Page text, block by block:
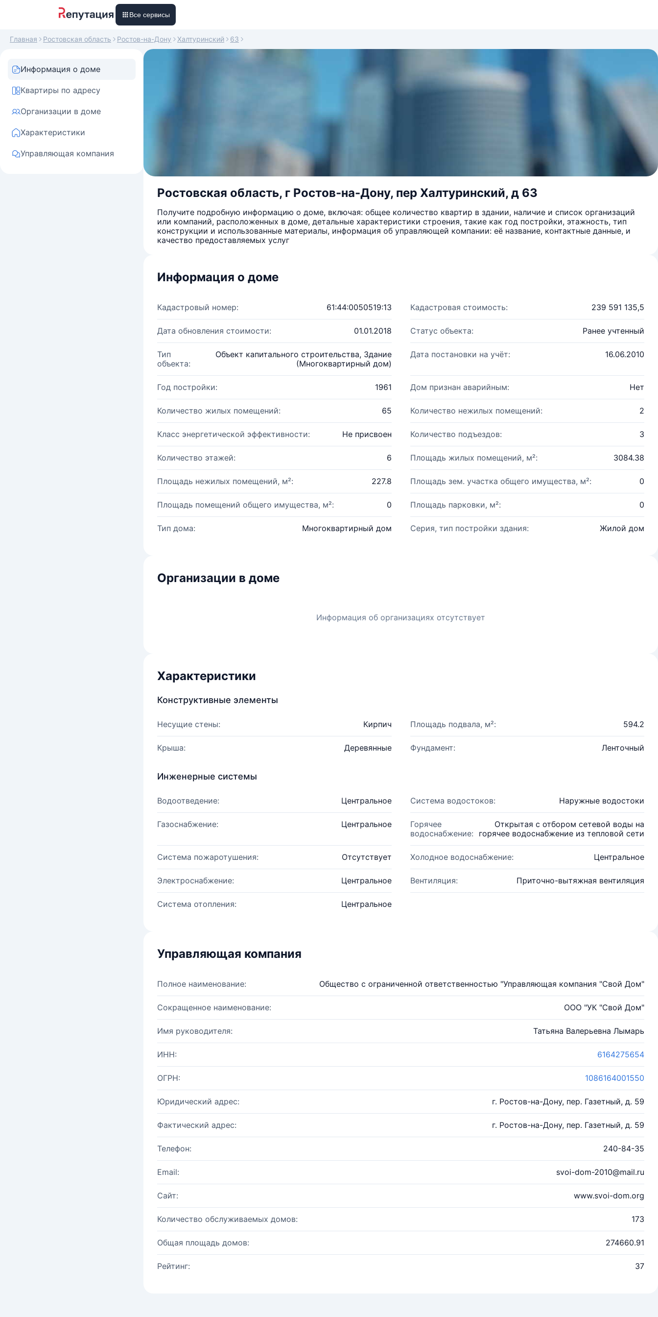
Все сервисы
Главная Ростовская область Ростов-на-Дону Халтуринский 63
Информация о доме
Квартиры по адресу
Организации в доме
Характеристики
Управляющая компания
Ростовская область, г Ростов-на-Дону, пер Халтуринский, д 63
Получите подробную информацию о доме, включая: общее количество квартир в здании, наличие и список организаций
или компаний, расположенных в доме, детальные характеристики строения, такие как год постройки, этажность, тип
конструкции и использованные материалы, информация об управляющей компании: её название, контактные данные, и
качество предоставляемых услуг
Информация о доме
Кадастровый номер: 61:44:0050519:13 Кадастровая стоимость: 239 591 135,5
Дата обновления стоимости: 01.01.2018 Статус объекта: Ранее учтенный
Тип
объекта:
Объект капитального строительства, Здание
(Многоквартирный дом)
Дата постановки на учёт: 16.06.2010
Год постройки: 1961 Дом признан аварийным: Нет
Количество жилых помещений: 65 Количество нежилых помещений: 2
Класс энергетической эффективности: Не присвоен Количество подъездов: 3
Количество этажей: 6 Площадь жилых помещений, м²: 3084.38
Площадь нежилых помещений, м²: 227.8 Площадь зем. участка общего имущества, м²: 0
Площадь помещений общего имущества, м²: 0 Площадь парковки, м²: 0
Тип дома: Многоквартирный дом Серия, тип постройки здания: Жилой дом
Организации в доме
Информация об организациях отсутствует
Характеристики
Конструктивные элементы
Несущие стены: Кирпич Площадь подвала, м²: 594.2
Крыша: Деревянные Фундамент: Ленточный
Инженерные системы
Водоотведение: Центральное Система водостоков: Наружные водостоки
Газоснабжение: Центральное
Горячее
водоснабжение:
Открытая с отбором сетевой воды на
горячее водоснабжение из тепловой сети
Система пожаротушения: Отсутствует Холодное водоснабжение: Центральное
Электроснабжение: Центральное Вентиляция: Приточно-вытяжная вентиляция
Система отопления: Центральное
Управляющая компания
Полное наименование: Общество с ограниченной ответственностью "Управляющая компания "Свой Дом"
Сокращенное наименование: ООО "УК "Свой Дом"
Имя руководителя: Татьяна Валерьевна Лымарь
ИНН: 6164275654
ОГРН: 1086164001550
Юридический адрес: г. Ростов-на-Дону, пер. Газетный, д. 59
Фактический адрес: г. Ростов-на-Дону, пер. Газетный, д. 59
Телефон: 240-84-35
Email: svoi-dom-2010@mail.ru
Сайт: www.svoi-dom.org
Количество обслуживаемых домов: 173
Общая площадь домов: 274660.91
Рейтинг: 37